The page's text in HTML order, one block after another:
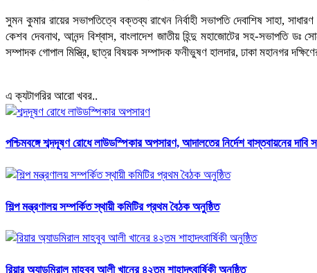
সুমন কুমার রায়ের সভাপতিত্বে বক্তব্য রাখেন নির্বাহী সভাপতি দেবাশিষ সাহা,
কেশব দেবনাথ, আনন্দ বিশ্বাস, বাংলাদেশ জাতীয় হিন্দু মহাজোটের সহ-সভাপতি ডঃ
সম্পাদক গোপাল মিস্ত্রি, ছাত্র বিষয়ক সম্পাদক ফনীভুষণ হালদার, ঢাকা মহানগর
এ ক্যটাগরির আরো খবর..
পশ্চিমবঙ্গে শব্দদূষণ রোধে লাউডস্পিকার অপসারণ, আদালতের নির্দেশ বাস্তবায়নের দাবি
শিল্প মন্ত্রণালয় সম্পর্কিত স্থায়ী কমিটির প্রথম বৈঠক অনুষ্ঠিত
রিয়ার অ্যাডমিরাল মাহবুব আলী খানের ৪২তম শাহাদৎবার্ষিকী অনুষ্ঠিত